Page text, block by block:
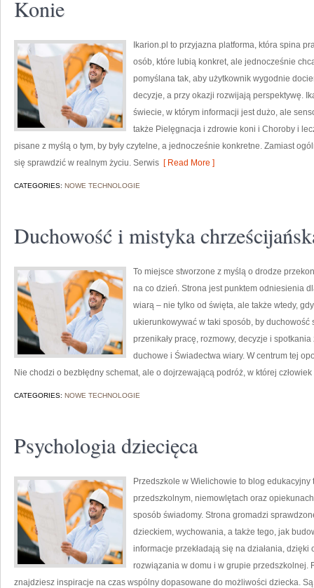
Konie
Ikarion.pl to przyjazna platforma, która spina
osób, które lubią konkret, ale jednocześnie
pomyślana tak, aby użytkownik wygodnie
decyzje, a przy okazji rozwijają perspektywę.
świecie, w którym informacji jest dużo, ale
także Pielęgnacja i zdrowie koni i Choroby i
pisane z myślą o tym, by były czytelne, a jednocześnie konkretne. Zamiast
się sprawdzić w realnym życiu. Serwis [ Read More ]
CATEGORIES: NOWE TECHNOLOGIE
Duchowość i mistyka
To miejsce stworzone z myślą o drodze
na co dzień. Strona jest punktem odniesienia
wiarą – nie tylko od święta, ale także wtedy,
ukierunkowywać w taki sposób, by
przenikały pracę, rozmowy, decyzje i
duchowe i Świadectwa wiary. W centrum tej
Nie chodzi o bezbłędny schemat, ale o dojrzewającą podróż, w której człowiek
CATEGORIES: NOWE TECHNOLOGIE
Psychologia dziecięca
Przedszkole w Wielichowie to blog
przedszkolnym, niemowlętach oraz
sposób świadomy. Strona gromadzi
dzieckiem, wychowania, a także tego, jak
informacje przekładają się na działania,
rozwiązania w domu i w grupie przedszkolnej.
znajdziesz inspiracje na czas wspólny dopasowane do możliwości dziecka.